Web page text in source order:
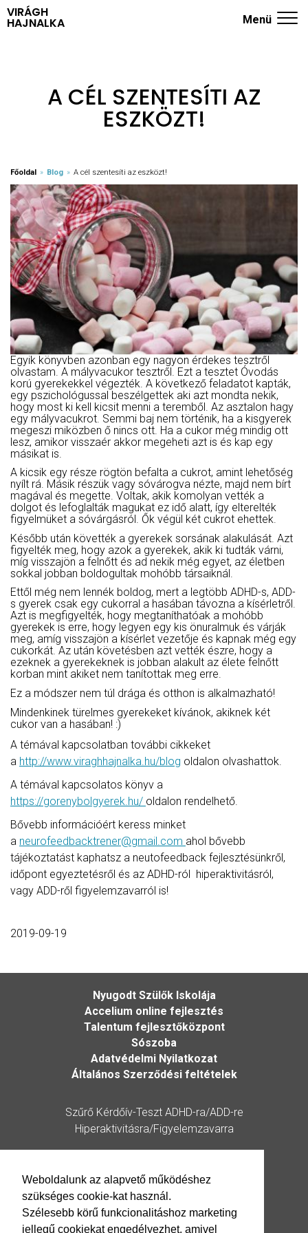
Weboldalunk az alapvető működéshez
szükséges cookie-kat használ.
Szélesebb körű funkcionalitáshoz marketing
jellegű cookiekat engedélyezhet, amivel
VIRÁGH
HAJNALKA Menü
NYUGODT SZÜLŐK ISKOLÁJA
TRÉNINGEK
KÖNYVEK
BLOG
KAPCSOLAT
A CÉL SZENTESÍTI AZ
ESZKÖZT!
Főoldal » Blog » A cél szentesíti az eszközt!
Egyik könyvben azonban egy nagyon érdekes tesztről
olvastam. A mályvacukor tesztről. Ezt a tesztet Óvodás
korú gyerekekkel végezték. A következő feladatot kapták,
egy pszichológussal beszélgettek aki azt mondta nekik,
hogy most ki kell kicsit menni a teremből. Az asztalon hagy
egy mályvacukrot. Semmi baj nem történik, ha a kisgyerek
megeszi miközben ő nincs ott. Ha a cukor még mindig ott
lesz, amikor visszaér akkor megeheti azt is és kap egy
másikat is.
A kicsik egy része rögtön befalta a cukrot, amint lehetőség
nyílt rá. Másik részük vagy sóvárogva nézte, majd nem bírt
magával és megette. Voltak, akik komolyan vették a
dolgot és lefoglalták magukat ez idő alatt, így elterelték
figyelmüket a sóvárgásról. Ők végül két cukrot ehettek.
Később után követték a gyerekek sorsának alakulását. Azt
figyelték meg, hogy azok a gyerekek, akik ki tudták várni,
míg visszajön a felnőtt és ad nekik még egyet, az életben
sokkal jobban boldogultak mohóbb társaiknál.
Ettől még nem lennék boldog, mert a legtöbb ADHD-s, ADD-
s gyerek csak egy cukorral a hasában távozna a kísérletről.
Azt is megfigyelték, hogy megtaníthatóak a mohóbb
gyerekek is erre, hogy legyen egy kis önuralmuk és várják
meg, amíg visszajön a kísérlet vezetője és kapnak még egy
cukorkát. Az után követésben azt vették észre, hogy a
ezeknek a gyerekeknek is jobban alakult az élete felnőtt
korban mint akiket nem tanítottak meg erre.
Ez a módszer nem túl drága és otthon is alkalmazható!
Mindenkinek türelmes gyerekeket kívánok, akiknek két
cukor van a hasában! :)
A témával kapcsolatban további cikkeket
a http://www.viraghhajnalka.hu/blog oldalon olvashattok.
A témával kapcsolatos könyv a
https://gorenybolgyerek.hu/ oldalon rendelhető.
Bővebb információért keress minket
a neurofeedbacktrener@gmail.com ahol bővebb
tájékoztatást kaphatsz a neutofeedback fejlesztésünkről,
időpont egyeztetésről és az ADHD-ról hiperaktivitásról,
vagy ADD-ről figyelemzavarról is!
2019-09-19
Nyugodt Szülők Iskolája
Accelium online fejlesztés
Talentum fejlesztőközpont
Sószoba
Adatvédelmi Nyilatkozat
Általános Szerződési feltételek
Szűrő Kérdőív-Teszt ADHD-ra/ADD-re
Hiperaktivitásra/Figyelemzavarra
Elérhetőség